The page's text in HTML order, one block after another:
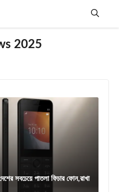
2025
সবচেয়ে পাতলা ফিচার ফোন,রাখা